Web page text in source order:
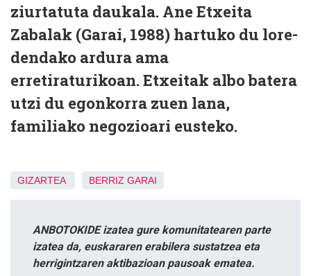
ziurtatuta daukala. Ane Etxeita
Zabalak (Garai, 1988) hartuko du lore-
dendako ardura ama
erretiraturikoan. Etxeitak albo batera
utzi du egonkorra zuen lana,
familiako negozioari eusteko.
GIZARTEA BERRIZ GARAI
ANBOTOKIDE izatea gure komunitatearen parte
izatea da, euskararen erabilera sustatzea eta
herrigintzaren aktibazioan pausoak ematea.